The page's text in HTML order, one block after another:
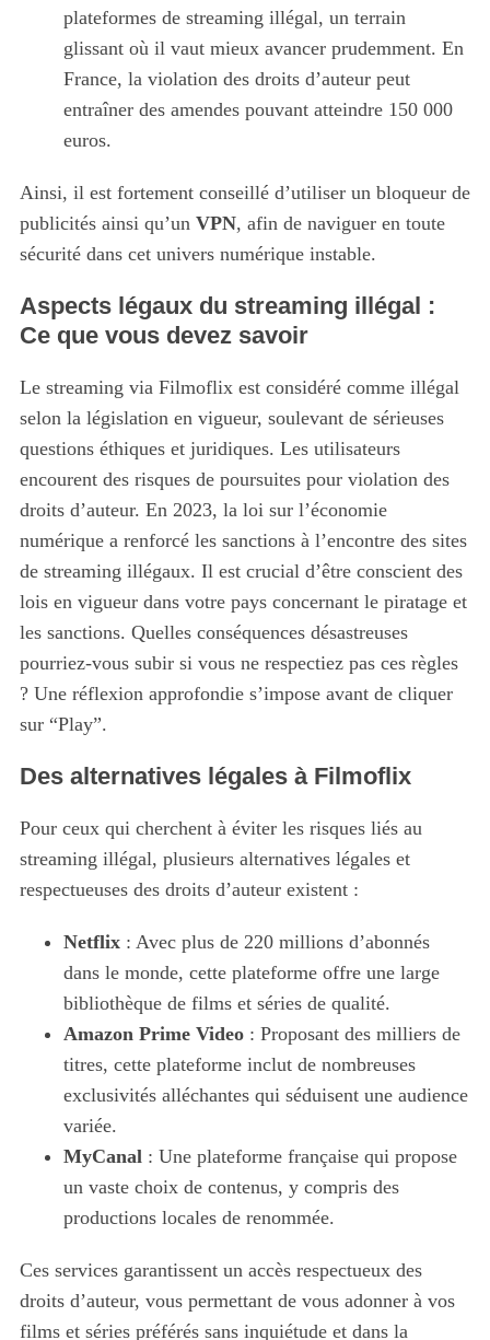
plateformes de streaming illégal, un terrain
glissant où il vaut mieux avancer prudemment. En
France, la violation des droits d’auteur peut
entraîner des amendes pouvant atteindre 150 000
euros.
Ainsi, il est fortement conseillé d’utiliser un bloqueur de
publicités ainsi qu’un VPN, afin de naviguer en toute
sécurité dans cet univers numérique instable.
Aspects légaux du streaming illégal :
Ce que vous devez savoir
Le streaming via Filmoflix est considéré comme illégal
selon la législation en vigueur, soulevant de sérieuses
questions éthiques et juridiques. Les utilisateurs
encourent des risques de poursuites pour violation des
droits d’auteur. En 2023, la loi sur l’économie
numérique a renforcé les sanctions à l’encontre des sites
de streaming illégaux. Il est crucial d’être conscient des
lois en vigueur dans votre pays concernant le piratage et
les sanctions. Quelles conséquences désastreuses
pourriez-vous subir si vous ne respectiez pas ces règles
? Une réflexion approfondie s’impose avant de cliquer
sur “Play”.
Des alternatives légales à Filmoflix
Pour ceux qui cherchent à éviter les risques liés au
streaming illégal, plusieurs alternatives légales et
respectueuses des droits d’auteur existent :
Netflix: Avec plus de 220 millions d’abonnés
dans le monde, cette plateforme offre une large
bibliothèque de films et séries de qualité.
Amazon Prime Video: Proposant des milliers de
titres, cette plateforme inclut de nombreuses
exclusivités alléchantes qui séduisent une audience
variée.
MyCanal: Une plateforme française qui propose
un vaste choix de contenus, y compris des
productions locales de renommée.
Ces services garantissent un accès respectueux des
droits d’auteur, vous permettant de vous adonner à vos
films et séries préférés sans inquiétude et dans la
S
r
c
r